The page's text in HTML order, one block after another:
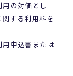
の対価とし
する利用料を
用申込書または